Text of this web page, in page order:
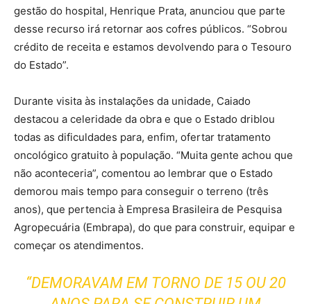
gestão do hospital, Henrique Prata, anunciou que parte
desse recurso irá retornar aos cofres públicos. “Sobrou
crédito de receita e estamos devolvendo para o Tesouro
do Estado”.
Durante visita às instalações da unidade, Caiado
destacou a celeridade da obra e que o Estado driblou
todas as dificuldades para, enfim, ofertar tratamento
oncológico gratuito à população. “Muita gente achou que
não aconteceria”, comentou ao lembrar que o Estado
demorou mais tempo para conseguir o terreno (três
anos), que pertencia à Empresa Brasileira de Pesquisa
Agropecuária (Embrapa), do que para construir, equipar e
começar os atendimentos.
“DEMORAVAM EM TORNO DE 15 OU 20